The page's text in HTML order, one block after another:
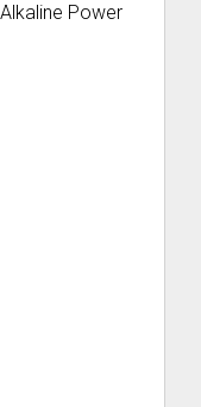
Power